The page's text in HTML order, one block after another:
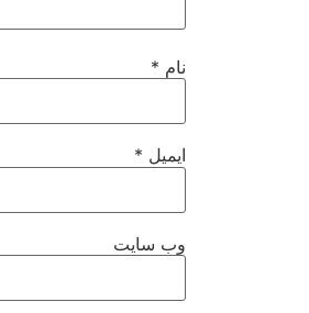
نام *
ایمیل *
وب‌ سایت